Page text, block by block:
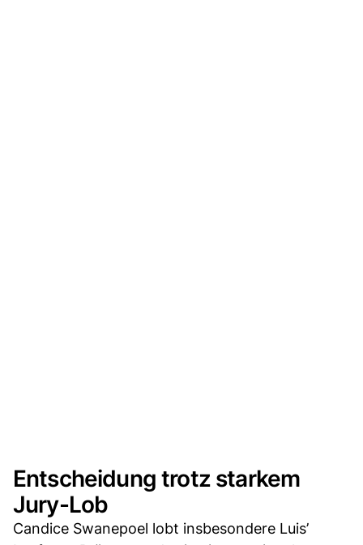
Entscheidung trotz starkem
Jury-Lob
Candice Swanepoel lobt insbesondere Luis’